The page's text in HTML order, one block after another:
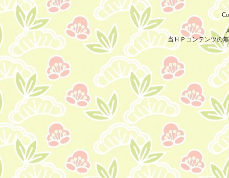
当ＨＰコンテンツの